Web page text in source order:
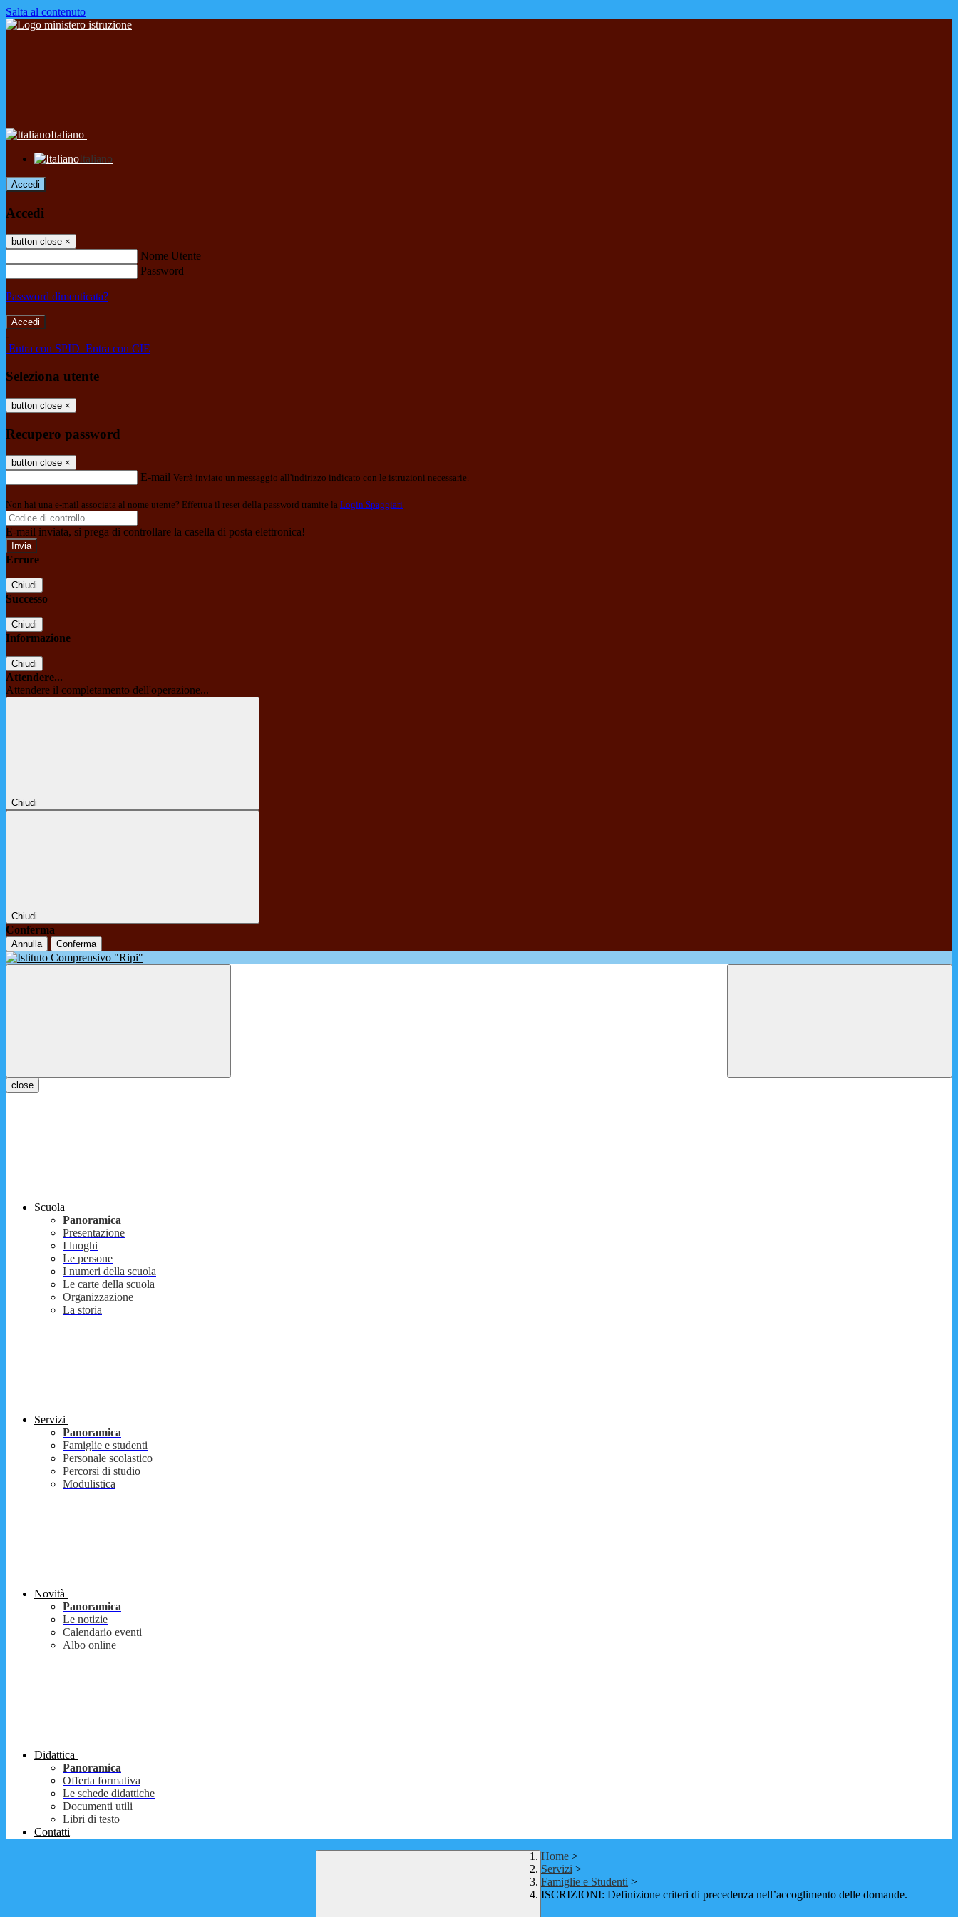
Salta al contenuto
Italiano
Italiano
Accedi
Accedi
button close ×
Nome Utente
Password
Password dimenticata?
-
Entra con SPID Entra con CIE
Seleziona utente
button close ×
Recupero password
button close ×
E-mail Verrà inviato un messaggio all'indirizzo indicato con le istruzioni necessarie.
Non hai una e-mail associata al nome utente? Effettua il reset della password tramite la Login Spaggiari
E-mail inviata, si prega di controllare la casella di posta elettronica!
Errore
Chiudi
Successo
Chiudi
Informazione
Chiudi
Attendere...
Attendere il completamento dell'operazione...
Chiudi
Chiudi
Conferma
Annulla Conferma
close
Scuola
Panoramica
Presentazione
I luoghi
Le persone
I numeri della scuola
Le carte della scuola
Organizzazione
La storia
Servizi
Panoramica
Famiglie e studenti
Personale scolastico
Percorsi di studio
Modulistica
Novità
Panoramica
Le notizie
Calendario eventi
Albo online
Didattica
Panoramica
Offerta formativa
Le schede didattiche
Documenti utili
Libri di testo
Contatti
Home >
Servizi >
Famiglie e Studenti >
ISCRIZIONI: Definizione criteri di precedenza nell’accoglimento delle domande.